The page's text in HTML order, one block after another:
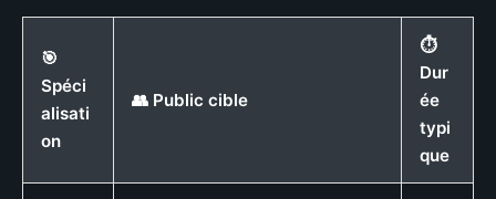
🎯
Spéci
alisati
on
👥 Public cible
⏱️
Dur
ée
typi
que